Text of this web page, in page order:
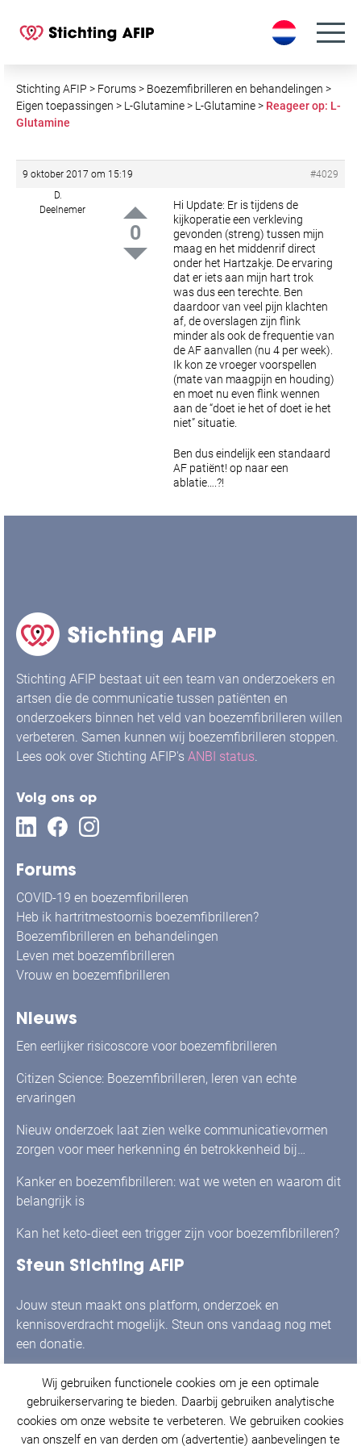
Stichting AFIP > Forums> Boezemfibrilleren en behandelingen >
Eigen toepassingen > L-Glutamine> L-Glutamine> Reageer op: L-
Glutamine
9 oktober 2017 om 15:19
#4029
D.
Deelnemer
0
Hi Update: Er is tijdens de
kijkoperatie een verkleving
gevonden (streng) tussen mijn
maag en het middenrif direct
onder het Hartzakje. De ervaring
dat er iets aan mijn hart trok
was dus een terechte. Ben
daardoor van veel pijn klachten
af, de overslagen zijn flink
minder als ook de frequentie van
de AF aanvallen (nu 4 per week).
Ik kon ze vroeger voorspellen
(mate van maagpijn en houding)
en moet nu even flink wennen
aan de “doet ie het of doet ie het
niet” situatie.
Ben dus eindelijk een standaard
AF patiënt! op naar een
ablatie….?!
Stichting AFIP bestaat uit een team van onderzoekers en
artsen die de communicatie tussen patiënten en
onderzoekers binnen het veld van boezemfibrilleren willen
verbeteren. Samen kunnen wij boezemfibrilleren stoppen.
Lees ook over Stichting AFIP's ANBI status.
Volg ons op
Forums
COVID-19 en boezemfibrilleren
Heb ik hartritmestoornis boezemfibrilleren?
Boezemfibrilleren en behandelingen
Leven met boezemfibrilleren
Vrouw en boezemfibrilleren
Nieuws
Een eerlijker risicoscore voor boezemfibrilleren
Citizen Science: Boezemfibrilleren, leren van echte
ervaringen
Nieuw onderzoek laat zien welke communicatievormen
zorgen voor meer herkenning én betrokkenheid bij
Kanker en boezemfibrilleren: wat we weten en waarom dit
belangrijk is
Kan het keto-dieet een trigger zijn voor boezemfibrilleren?
Steun Stichting AFIP
Jouw steun maakt ons platform, onderzoek en
kennisoverdracht mogelijk. Steun ons vandaag nog met
een donatie.
Ja, ik doneer graag!
Wij gebruiken functionele cookies om je een optimale
gebruikerservaring te bieden. Daarbij gebruiken analytische
cookies om onze website te verbeteren. We gebruiken cookies
van onszelf en van derden om (advertentie) aanbevelingen te